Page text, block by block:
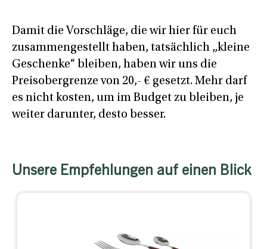
Damit die Vorschläge, die wir hier für euch
zusammengestellt haben, tatsächlich „kleine
Geschenke“ bleiben, haben wir uns die
Preisobergrenze von 20,- € gesetzt. Mehr darf
es nicht kosten, um im Budget zu bleiben, je
weiter darunter, desto besser.
Unsere Empfehlungen auf einen Blick